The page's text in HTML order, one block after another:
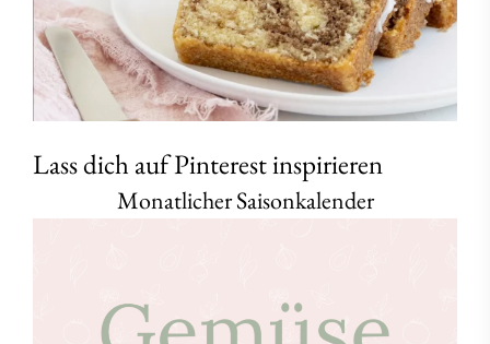
Lass dich auf Pinterest inspirieren
Monatlicher Saisonkalender